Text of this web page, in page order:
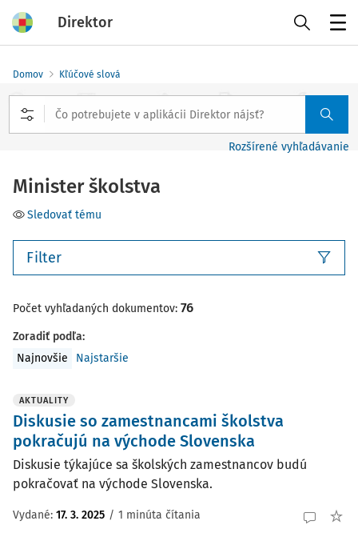
Direktor
Domov Kľúčové slová
Rozšírené vyhľadávanie
Minister školstva
Sledovať tému
Filter
Počet vyhľadaných dokumentov: 76
Zoradiť podľa:
Najnovšie
Najstaršie
AKTUALITY
Diskusie so zamestnancami školstva
pokračujú na východe Slovenska
Diskusie týkajúce sa školských zamestnancov budú
pokračovať na východe Slovenska.
Vydané: 17. 3. 2025 / 1 minúta čítania